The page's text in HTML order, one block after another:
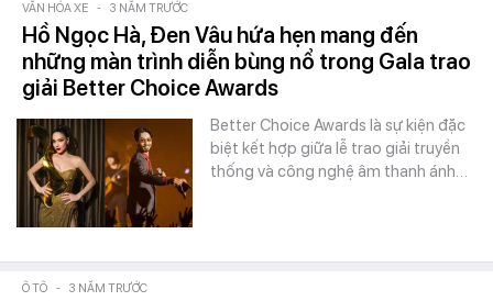
VĂN HÓA XE - 3 NĂM TRƯỚC
Hồ Ngọc Hà, Đen Vâu hứa hẹn mang đến
những màn trình diễn bùng nổ trong Gala trao
giải Better Choice Awards
Better Choice Awards là sự kiện đặc
biệt kết hợp giữa lễ trao giải truyền
thống và công nghệ âm thanh ánh…
Ô TÔ - 3 NĂM TRƯỚC